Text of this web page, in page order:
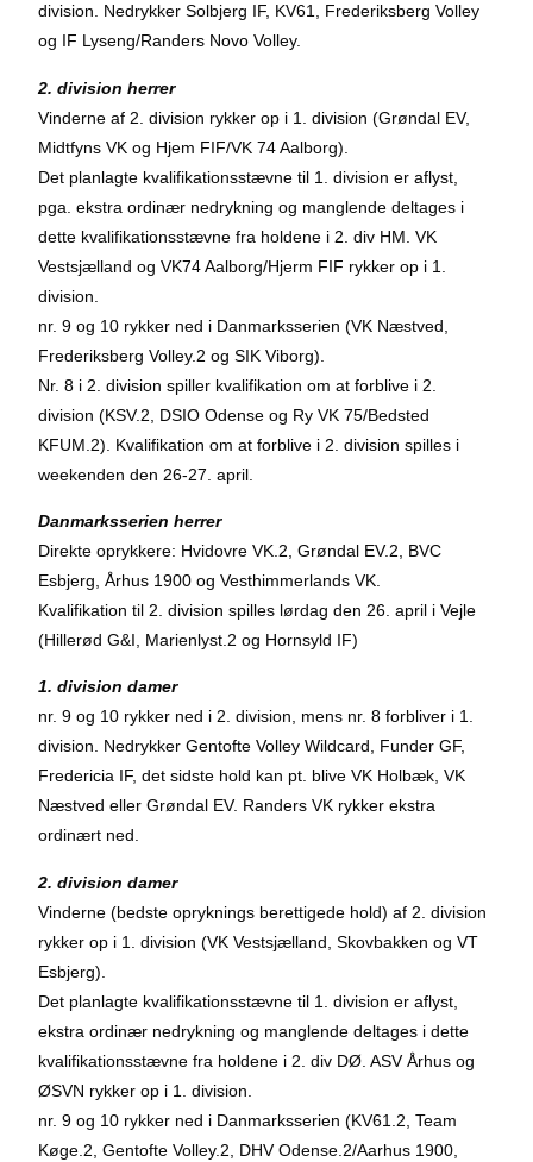
division. Nedrykker Solbjerg IF, KV61, Frederiksberg Volley
og IF Lyseng/Randers Novo Volley.
2. division herrer
Vinderne af 2. division rykker op i 1. division (Grøndal EV,
Midtfyns VK og Hjem FIF/VK 74 Aalborg).
Det planlagte kvalifikationsstævne til 1. division er aflyst,
pga. ekstra ordinær nedrykning og manglende deltages i
dette kvalifikationsstævne fra holdene i 2. div HM. VK
Vestsjælland og VK74 Aalborg/Hjerm FIF rykker op i 1.
division.
nr. 9 og 10 rykker ned i Danmarksserien (VK Næstved,
Frederiksberg Volley.2 og SIK Viborg).
Nr. 8 i 2. division spiller kvalifikation om at forblive i 2.
division (KSV.2, DSIO Odense og Ry VK 75/Bedsted
KFUM.2). Kvalifikation om at forblive i 2. division spilles i
weekenden den 26-27. april.
Danmarksserien herrer
Direkte oprykkere: Hvidovre VK.2, Grøndal EV.2, BVC
Esbjerg, Århus 1900 og Vesthimmerlands VK.
Kvalifikation til 2. division spilles lørdag den 26. april i Vejle
(Hillerød G&I, Marienlyst.2 og Hornsyld IF)
1. division damer
nr. 9 og 10 rykker ned i 2. division, mens nr. 8 forbliver i 1.
division. Nedrykker Gentofte Volley Wildcard, Funder GF,
Fredericia IF, det sidste hold kan pt. blive VK Holbæk, VK
Næstved eller Grøndal EV. Randers VK rykker ekstra
ordinært ned.
2. division damer
Vinderne (bedste opryknings berettigede hold) af 2. division
rykker op i 1. division (VK Vestsjælland, Skovbakken og VT
Esbjerg).
Det planlagte kvalifikationsstævne til 1. division er aflyst,
ekstra ordinær nedrykning og manglende deltages i dette
kvalifikationsstævne fra holdene i 2. div DØ. ASV Århus og
ØSVN rykker op i 1. division.
nr. 9 og 10 rykker ned i Danmarksserien (KV61.2, Team
Køge.2, Gentofte Volley.2, DHV Odense.2/Aarhus 1900,